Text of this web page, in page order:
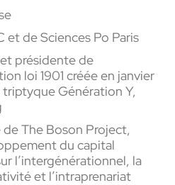
et de Sciences Po Paris
présidente de
loi 1901 créée en janvier
triptyque Génération Y,
The Boson Project,
du capital
l’intergénérationnel, la
et l’intraprenariat